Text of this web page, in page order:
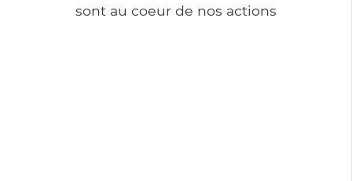
sont au coeur de nos actions